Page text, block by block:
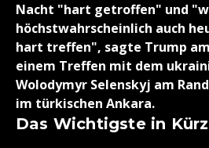
Nacht "hart getroffen" und
höchstwahrscheinlich auch
hart treffen", sagte Trump
einem Treffen mit dem
Wolodymyr Selenskyj am
im türkischen Ankara.
Das Wichtigste in